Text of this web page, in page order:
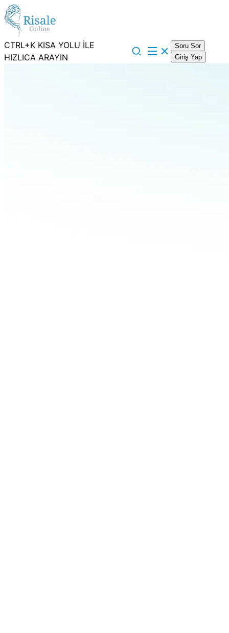
CTRL+K KISA YOLU İLE
HIZLICA ARAYIN
Soru Sor
Giriş Yap